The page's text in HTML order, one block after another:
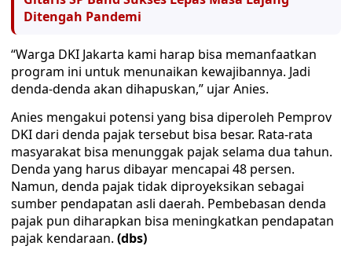
Ditengah Pandemi
“Warga DKI Jakarta kami harap bisa memanfaatkan
program ini untuk menunaikan kewajibannya. Jadi
denda-denda akan dihapuskan,” ujar Anies.
Anies mengakui potensi yang bisa diperoleh Pemprov
DKI dari denda pajak tersebut bisa besar. Rata-rata
masyarakat bisa menunggak pajak selama dua tahun.
Denda yang harus dibayar mencapai 48 persen.
Namun, denda pajak tidak diproyeksikan sebagai
sumber pendapatan asli daerah. Pembebasan denda
pajak pun diharapkan bisa meningkatkan pendapatan
pajak kendaraan. (dbs)